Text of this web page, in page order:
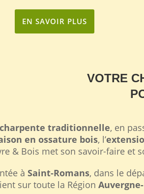
EN SAVOIR PLUS
VOTRE
charpente traditionnelle, en
en ossature bois, l’
& Bois met son savoir-faire et
àSaint-Romans, dans le
sur toute la Région